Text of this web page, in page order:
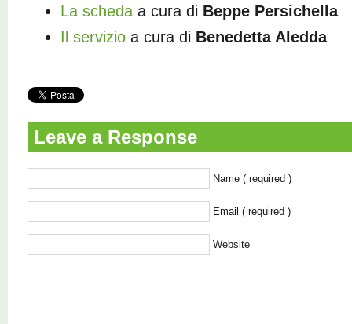
La scheda a cura di Beppe Persichella
Il servizio a cura di Benedetta Aledda
Leave a Response
Name ( required )
Email ( required )
Website